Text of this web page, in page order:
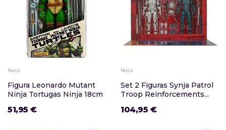
Neca
Figura Leonardo Mutant
Ninja Tortugas Ninja 18cm
51,95 €
Neca
Set 2 Figuras Synja Patrol
Troop Reinforcements...
104,95 €